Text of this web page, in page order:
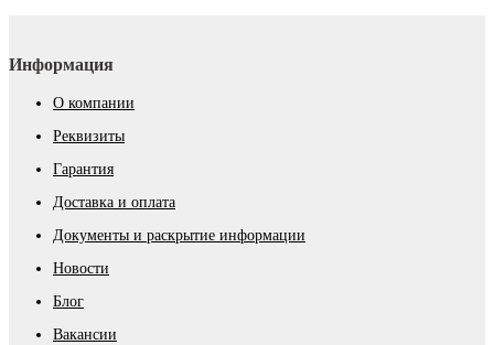
Информация
О компании
Реквизиты
Гарантия
Доставка и оплата
Документы и раскрытие информации
Новости
Блог
Вакансии